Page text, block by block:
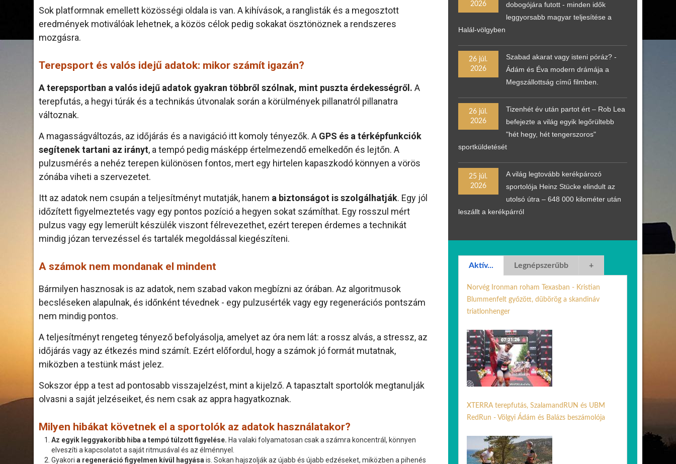
Sok platformnak emellett közösségi oldala is van. A kihívások, a ranglisták és a megosztott
eredmények motiválóak lehetnek, a közös célok pedig sokakat ösztönöznek a rendszeres
mozgásra.
Terepsport és valós idejű adatok: mikor számít igazán?
A terepsportban a valós idejű adatok gyakran többről szólnak, mint puszta érdekességről. A
terepfutás, a hegyi túrák és a technikás útvonalak során a körülmények pillanatról pillanatra
változnak.
A magasságváltozás, az időjárás és a navigáció itt komoly tényezők. A GPS és a térképfunkciók
segítenek tartani az irányt, a tempó pedig másképp értelmezendő emelkedőn és lejtőn. A
pulzusmérés a nehéz terepen különösen fontos, mert egy hirtelen kapaszkodó könnyen a vörös
zónába viheti a szervezetet.
Itt az adatok nem csupán a teljesítményt mutatják, hanem a biztonságot is szolgálhatják. Egy jól
időzített figyelmeztetés vagy egy pontos pozíció a hegyen sokat számíthat. Egy rosszul mért
pulzus vagy egy lemerült készülék viszont félrevezethet, ezért terepen érdemes a technikát
mindig józan tervezéssel és tartalék megoldással kiegészíteni.
A számok nem mondanak el mindent
Bármilyen hasznosak is az adatok, nem szabad vakon megbízni az órában. Az algoritmusok
becsléseken alapulnak, és időnként tévednek - egy pulzusérték vagy egy regenerációs pontszám
nem mindig pontos.
A teljesítményt rengeteg tényező befolyásolja, amelyet az óra nem lát: a rossz alvás, a stressz, az
időjárás vagy az étkezés mind számít. Ezért előfordul, hogy a számok jó formát mutatnak,
miközben a testünk mást jelez.
Sokszor épp a test ad pontosabb visszajelzést, mint a kijelző. A tapasztalt sportolók megtanulják
olvasni a saját jelzéseiket, és nem csak az appra hagyatkoznak.
Milyen hibákat követnek el a sportolók az adatok használatakor?
Az egyik leggyakoribb hiba a tempó túlzott figyelése. Ha valaki folyamatosan csak a számra koncentrál, könnyen
elveszíti a kapcsolatot a saját ritmusával és az élménnyel.
Gyakori a regeneráció figyelmen kívül hagyása is. Sokan hajszolják az újabb és újabb edzéseket, miközben a pihenés
2026
dobogójára futott - minden idők
leggyorsabb magyar teljesítése a
Halál-völgyben
26 júl.
2026
Szabad akarat vagy isteni póráz? -
Ádám és Éva modern drámája a
Megszállottság című filmben.
26 júl.
2026
Tizenhét év után partot ért – Rob Lea
befejezte a világ egyik legőrültebb
"hét hegy, hét tengerszoros"
sportküldetését
25 júl.
2026
A világ legtovább kerékpározó
sportolója Heinz Stücke elindult az
utolsó útra – 648 000 kilométer után
leszállt a kerékpárról
Aktív... Legnépszerűbb +
Norvég Ironman roham Texasban - Kristian
Blummenfelt győzött, dübörög a skandináv
triatlonhenger
XTERRA terepfutás, SzalamandRUN és UBM
RedRun - Völgyi Ádám és Balázs beszámolója